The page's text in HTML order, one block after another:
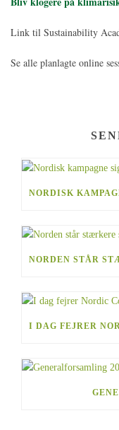
Link til Sustainability
Se alle planlagte online